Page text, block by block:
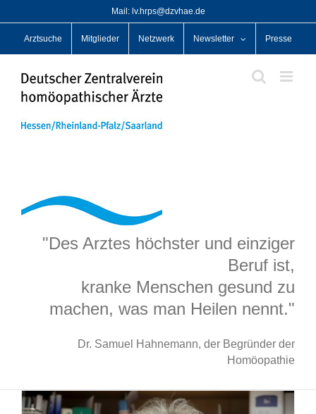
springen
Mail: lv.hrps@dzvhae.de
Arztsuche Mitglieder Netzwerk Newsletter Presse
"Des Arztes höchster und einziger
Beruf ist,
kranke Menschen gesund zu
machen, was man Heilen nennt."
Dr. Samuel Hahnemann, der Begründer der
Homöopathie